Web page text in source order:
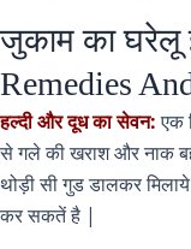
जुकाम का घरेलू
Remedies
हल्दी और दूध का सेवन:एक
से गले की खराश और नाक
थोड़ी सी गुड डालकर
कर सकतें है |